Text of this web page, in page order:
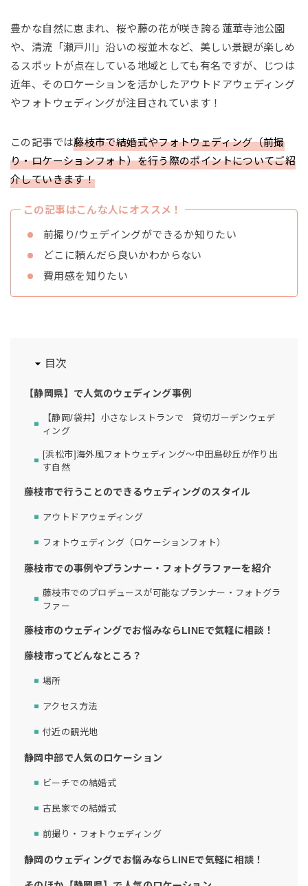
豊かな自然に恵まれ、桜や藤の花が咲き誇る蓮華寺池公園
や、清流「瀬戸川」沿いの桜並木など、美しい景観が楽しめ
るスポットが点在している地域としても有名ですが、じつは
近年、そのロケーションを活かしたアウトドアウェディング
やフォトウェディングが注目されています！
この記事では藤枝市で結婚式やフォトウェディング（前撮
り・ロケーションフォト）を行う際のポイントについてご紹
介していきます！
この記事はこんな人にオススメ！
前撮り/ウェデイングができるか知りたい
どこに頼んだら良いかわからない
費用感を知りたい
目次
【静岡県】で人気のウェディング事例
【静岡/袋井】小さなレストランで 貸切ガーデンウェデ
ィング
[浜松市]海外風フォトウェディング〜中田島砂丘が作り出
す自然
藤枝市で行うことのできるウェディングのスタイル
アウトドアウェディング
フォトウェディング（ロケーションフォト）
藤枝市での事例やプランナー・フォトグラファーを紹介
藤枝市でのプロデュースが可能なプランナー・フォトグラ
ファー
藤枝市のウェディングでお悩みならLINEで気軽に相談！
藤枝市ってどんなところ？
場所
アクセス方法
付近の観光地
静岡中部で人気のロケーション
ビーチでの結婚式
古民家での結婚式
前撮り・フォトウェディング
静岡のウェディングでお悩みならLINEで気軽に相談！